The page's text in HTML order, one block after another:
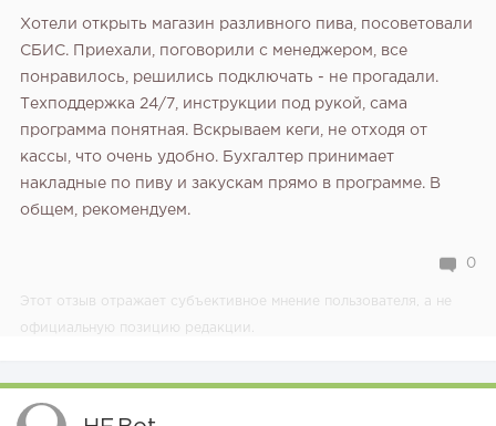
Хотели открыть магазин разливного пива, посоветовали
СБИС. Приехали, поговорили с менеджером, все
понравилось, решились подключать - не прогадали.
Техподдержка 24/7, инструкции под рукой, сама
программа понятная. Вскрываем кеги, не отходя от
кассы, что очень удобно. Бухгалтер принимает
накладные по пиву и закускам прямо в программе. В
общем, рекомендуем.
0
Этот отзыв отражает субъективное мнение пользователя, а не
официальную позицию редакции.